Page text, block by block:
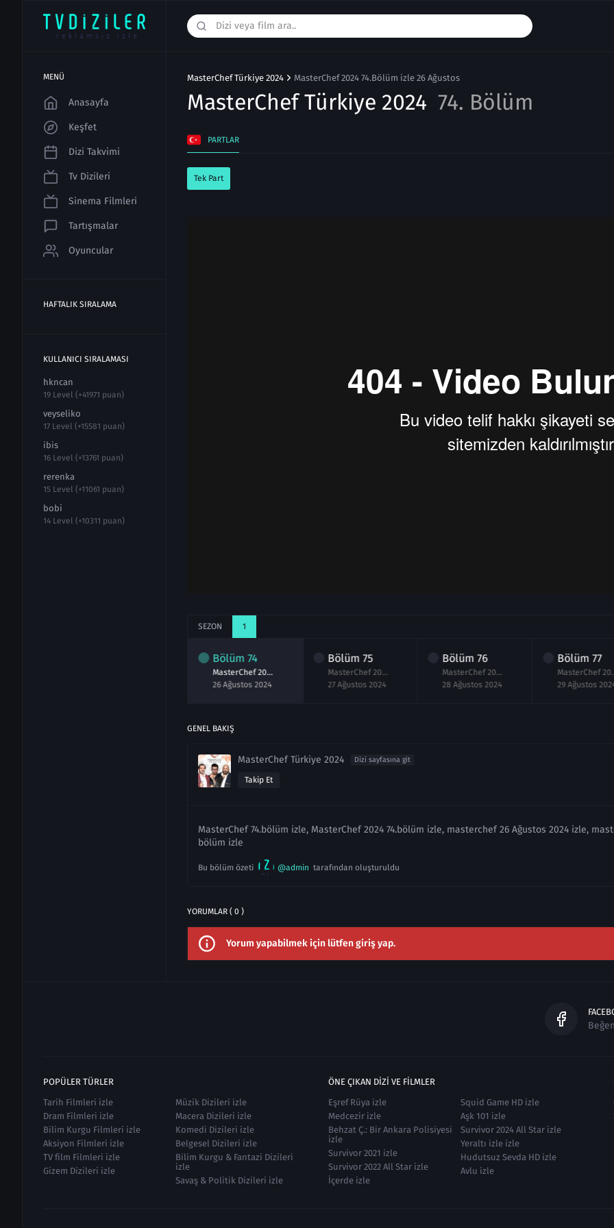
MENÜ
Anasayfa
Keşfet
Dizi Takvimi
Tv Dizileri
Sinema Filmleri
Tartışmalar
Oyuncular
HAFTALIK SIRALAMA
KULLANICI SIRALAMASI
hkncan
19 Level (+41971 puan)
veyseliko
17 Level (+15581 puan)
ibis
16 Level (+13761 puan)
rerenka
15 Level (+11061 puan)
bobi
14 Level (+10311 puan)
MasterChef Türkiye 2024 MasterChef 2024 74.Bölüm izle 26 Ağustos
MasterChef Türkiye 2024 74. Bölüm
PARTLAR
Tek Part
SEZON 1
Bölüm74
MasterChef 2024 74.Bölüm izle 26 Ağustos
26 Ağustos 2024
Bölüm 75
MasterChef 2024 75.Bölüm izle 27 Ağustos
27 Ağustos 2024
Bölüm76
MasterChef 2024 76.Bölüm izle 28 Ağustos
28 Ağustos 2024
Bölüm77
29 Ağustos
GENEL BAKIŞ
MasterChef Türkiye 2024 Dizi sayfasına git
Takip Et
MasterChef 74.bölüm izle, MasterChef 2024 74.bölüm izle, masterchef 26 Ağustos 2024 izle,
bölüm izle
Bu bölüm özeti @admin tarafından oluşturuldu
YORUMLAR ( 0 )
Yorum yapabilmek için lütfen giriş yap.
Beğen
POPÜLER TÜRLER
Tarih Filmleri izle
Dram Filmleri izle
Bilim Kurgu Filmleri izle
Aksiyon Filmleri izle
TV film Filmleri izle
Gizem Dizileri izle
Müzik Dizileri izle
Macera Dizileri izle
Komedi Dizileri izle
Belgesel Dizileri izle
Bilim Kurgu & Fantazi Dizileri
izle
Savaş & Politik Dizileri izle
ÖNE ÇIKAN DIZI VE FILMLER
Eşref Rüya izle
Medcezir izle
Behzat Ç.: Bir Ankara Polisiyesi
izle
Survivor 2021 izle
Survivor 2022 All Star izle
İçerde izle
Squid Game HD izle
Aşk 101 izle
Survivor 2024 All Star izle
Yeraltı izle izle
Hudutsuz Sevda HD izle
Avlu izle